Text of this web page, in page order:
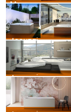
Mauersberger – Acryl Jatro
Jacuzzi – City Spa
Jacuzzi – Aura corner 01